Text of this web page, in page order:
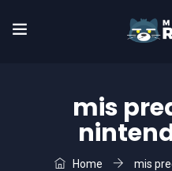
mis
Home mis